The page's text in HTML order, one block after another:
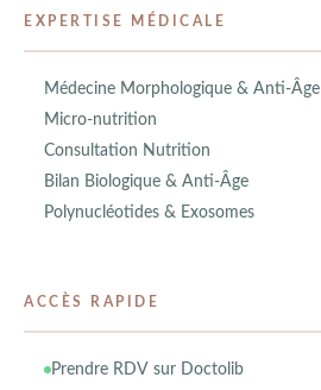
EXPERTISE MÉDICALE
Médecine Morphologique & Anti-Âge
Micro-nutrition
Consultation Nutrition
Bilan Biologique & Anti-Âge
Polynucléotides & Exosomes
ACCÈS RAPIDE
Prendre RDV sur Doctolib